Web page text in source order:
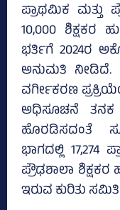
ಪ್ರಾಥಮಿಕ ಮತ್ತು
10,000 ಶಿಕ್ಷಕರ
ಭರ್ತಿಗೆ 2024ರ
ಅನುಮತಿ ನೀಡಿದೆ.
ವರ್ಗೀಕರಣ
ಅಧಿಸೂಚನೆ ತನಕ
ಹೊರಡಿಸದಂತೆ
ಭಾಗದಲ್ಲಿ 17,274
ಪ್ರೌಢಶಾಲಾ ಶಿಕ್ಷಕರ
ಇರುವ ಕುರಿತು